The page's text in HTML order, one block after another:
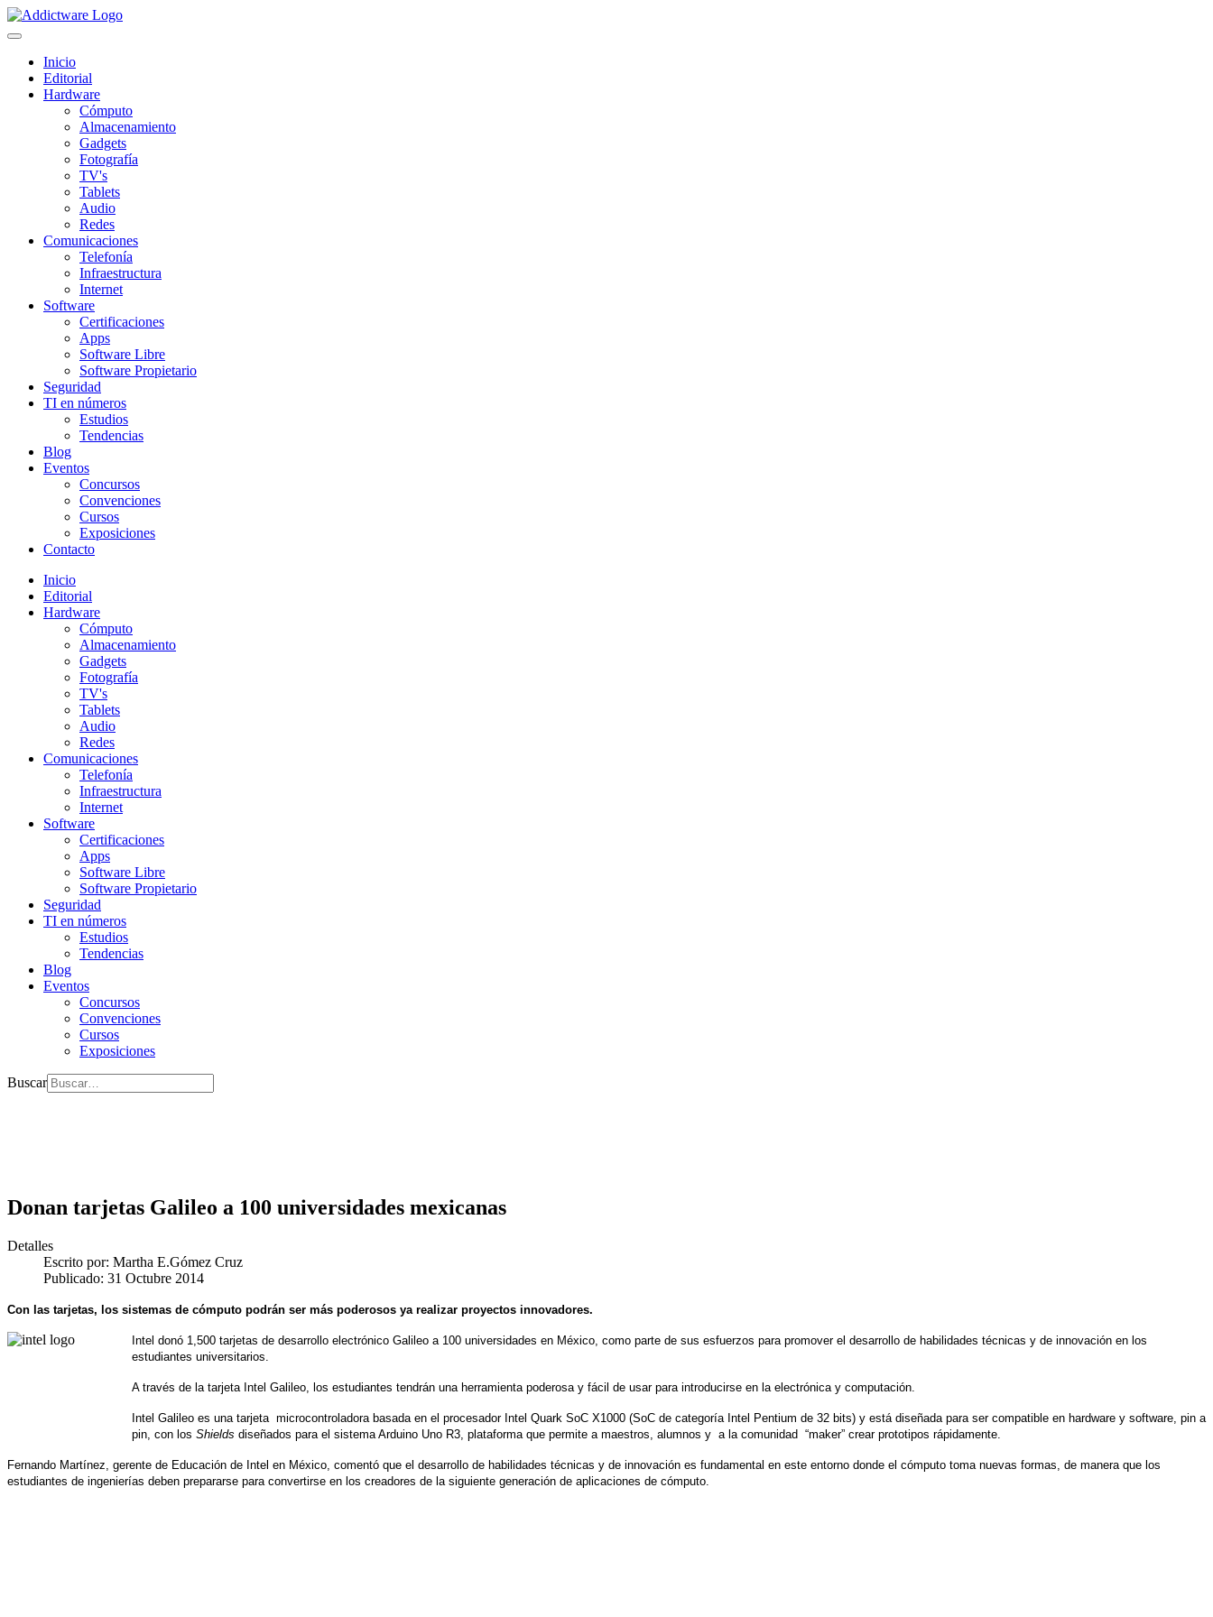
Inicio
Editorial
Hardware
Cómputo
Almacenamiento
Gadgets
Fotografía
TV's
Tablets
Audio
Redes
Comunicaciones
Telefonía
Infraestructura
Internet
Software
Certificaciones
Apps
Software Libre
Software Propietario
Seguridad
TI en números
Estudios
Tendencias
Blog
Eventos
Concursos
Convenciones
Cursos
Exposiciones
Contacto
Inicio
Editorial
Hardware
Cómputo
Almacenamiento
Gadgets
Fotografía
TV's
Tablets
Audio
Redes
Comunicaciones
Telefonía
Infraestructura
Internet
Software
Certificaciones
Apps
Software Libre
Software Propietario
Seguridad
TI en números
Estudios
Tendencias
Blog
Eventos
Concursos
Convenciones
Cursos
Exposiciones
Buscar
Donan tarjetas Galileo a 100 universidades mexicanas
Detalles
Escrito por: Martha E.Gómez Cruz
Publicado: 31 Octubre 2014
Con las tarjetas, los sistemas de cómputo podrán ser más poderosos ya realizar proyectos innovadores.
Intel donó 1,500 tarjetas de desarrollo electrónico Galileo a 100 universidades en México, como parte de sus esfuerzos para promover el desarrollo de habilidades técnicas y de innovación en los
estudiantes universitarios.
A través de la tarjeta Intel Galileo, los estudiantes tendrán una herramienta poderosa y fácil de usar para introducirse en la electrónica y computación.
Intel Galileo es una tarjeta microcontroladora basada en el procesador Intel Quark SoC X1000 (SoC de categoría Intel Pentium de 32 bits) y está diseñada para ser compatible en hardware y software, pin a
pin, con los Shields diseñados para el sistema Arduino Uno R3, plataforma que permite a maestros, alumnos y a la comunidad “maker” crear prototipos rápidamente.
Fernando Martínez, gerente de Educación de Intel en México, comentó que el desarrollo de habilidades técnicas y de innovación es fundamental en este entorno donde el cómputo toma nuevas formas, de manera que los
estudiantes de ingenierías deben prepararse para convertirse en los creadores de la siguiente generación de aplicaciones de cómputo.